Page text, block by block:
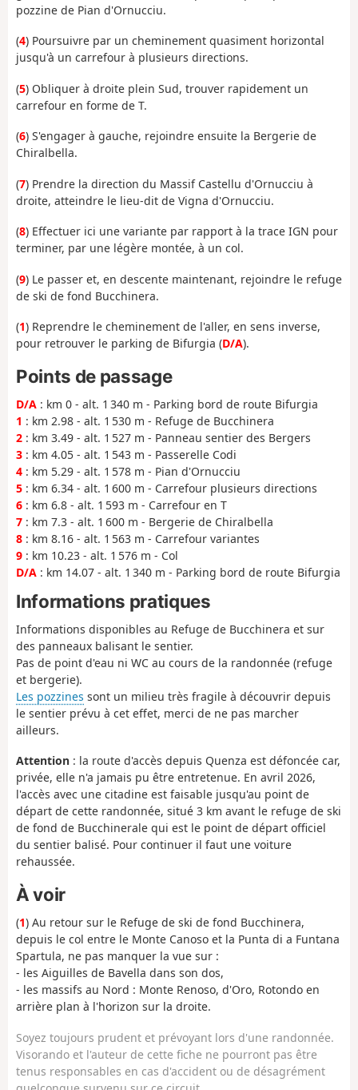
pozzine de Pian d'Ornucciu.
(4) Poursuivre par un cheminement quasiment horizontal
jusqu'à un carrefour à plusieurs directions.
(5) Obliquer à droite plein Sud, trouver rapidement un
carrefour en forme de T.
(6) S'engager à gauche, rejoindre ensuite la Bergerie de
Chiralbella.
(7) Prendre la direction du Massif Castellu d'Ornucciu à
droite, atteindre le lieu-dit de Vigna d'Ornucciu.
(8) Effectuer ici une variante par rapport à la trace IGN pour
terminer, par une légère montée, à un col.
(9) Le passer et, en descente maintenant, rejoindre le refuge
de ski de fond Bucchinera.
(1) Reprendre le cheminement de l'aller, en sens inverse,
pour retrouver le parking de Bifurgia (D/A).
Points de passage
D/A : km 0 - alt. 1 340 m - Parking bord de route Bifurgia
1 : km 2.98 - alt. 1 530 m - Refuge de Bucchinera
2 : km 3.49 - alt. 1 527 m - Panneau sentier des Bergers
3 : km 4.05 - alt. 1 543 m - Passerelle Codi
4 : km 5.29 - alt. 1 578 m - Pian d'Ornucciu
5 : km 6.34 - alt. 1 600 m - Carrefour plusieurs directions
6 : km 6.8 - alt. 1 593 m - Carrefour en T
7 : km 7.3 - alt. 1 600 m - Bergerie de Chiralbella
8 : km 8.16 - alt. 1 563 m - Carrefour variantes
9 : km 10.23 - alt. 1 576 m - Col
D/A : km 14.07 - alt. 1 340 m - Parking bord de route Bifurgia
Informations pratiques
Informations disponibles au Refuge de Bucchinera et sur
des panneaux balisant le sentier.
Pas de point d'eau ni WC au cours de la randonnée (refuge
et bergerie).
Les pozzines sont un milieu très fragile à découvrir depuis
le sentier prévu à cet effet, merci de ne pas marcher
ailleurs.
Attention : la route d'accès depuis Quenza est défoncée car,
privée, elle n'a jamais pu être entretenue. En avril 2026,
l'accès avec une citadine est faisable jusqu'au point de
départ de cette randonnée, situé 3 km avant le refuge de ski
de fond de Bucchinerale qui est le point de départ officiel
du sentier balisé. Pour continuer il faut une voiture
rehaussée.
À voir
(1) Au retour sur le Refuge de ski de fond Bucchinera,
depuis le col entre le Monte Canoso et la Punta di a Funtana
Spartula, ne pas manquer la vue sur :
- les Aiguilles de Bavella dans son dos,
- les massifs au Nord : Monte Renoso, d'Oro, Rotondo en
arrière plan à l'horizon sur la droite.
Soyez toujours prudent et prévoyant lors d'une randonnée.
Visorando et l'auteur de cette fiche ne pourront pas être
tenus responsables en cas d'accident ou de désagrément